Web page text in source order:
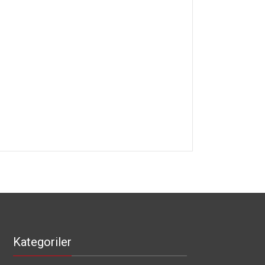
Kategoriler